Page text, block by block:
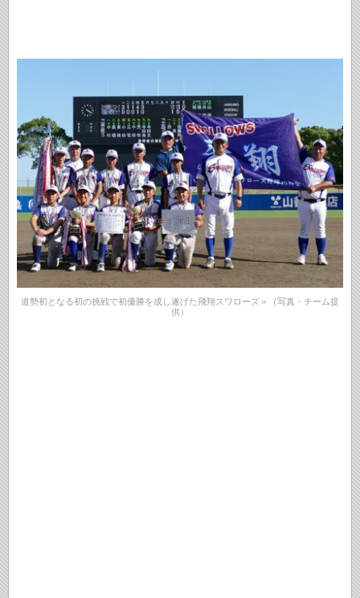
道勢初となる初の挑戦で初優勝を成し遂げた飛翔スワローズ＝（写真・チーム提
供）